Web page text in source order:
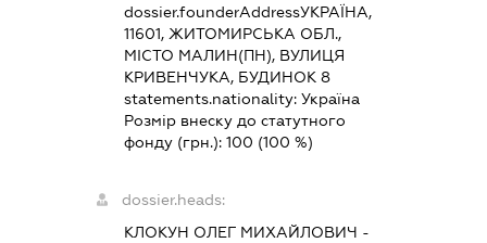
dossier.founderAddressУКРАЇНА,
11601, ЖИТОМИРСЬКА ОБЛ.,
МІСТО МАЛИН(ПН), ВУЛИЦЯ
КРИВЕНЧУКА, БУДИНОК 8
statements.nationality:Україна
Розмір внеску до статутного
фонду (грн.):100 (100 %)
dossier.heads:
КЛОКУН ОЛЕГ МИХАЙЛОВИЧ -